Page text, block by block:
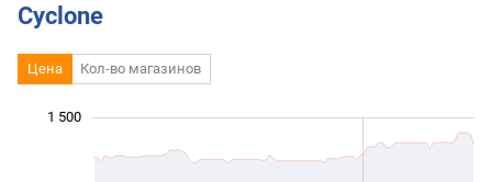
Cyclone
Цена Кол-во магазинов
1 500